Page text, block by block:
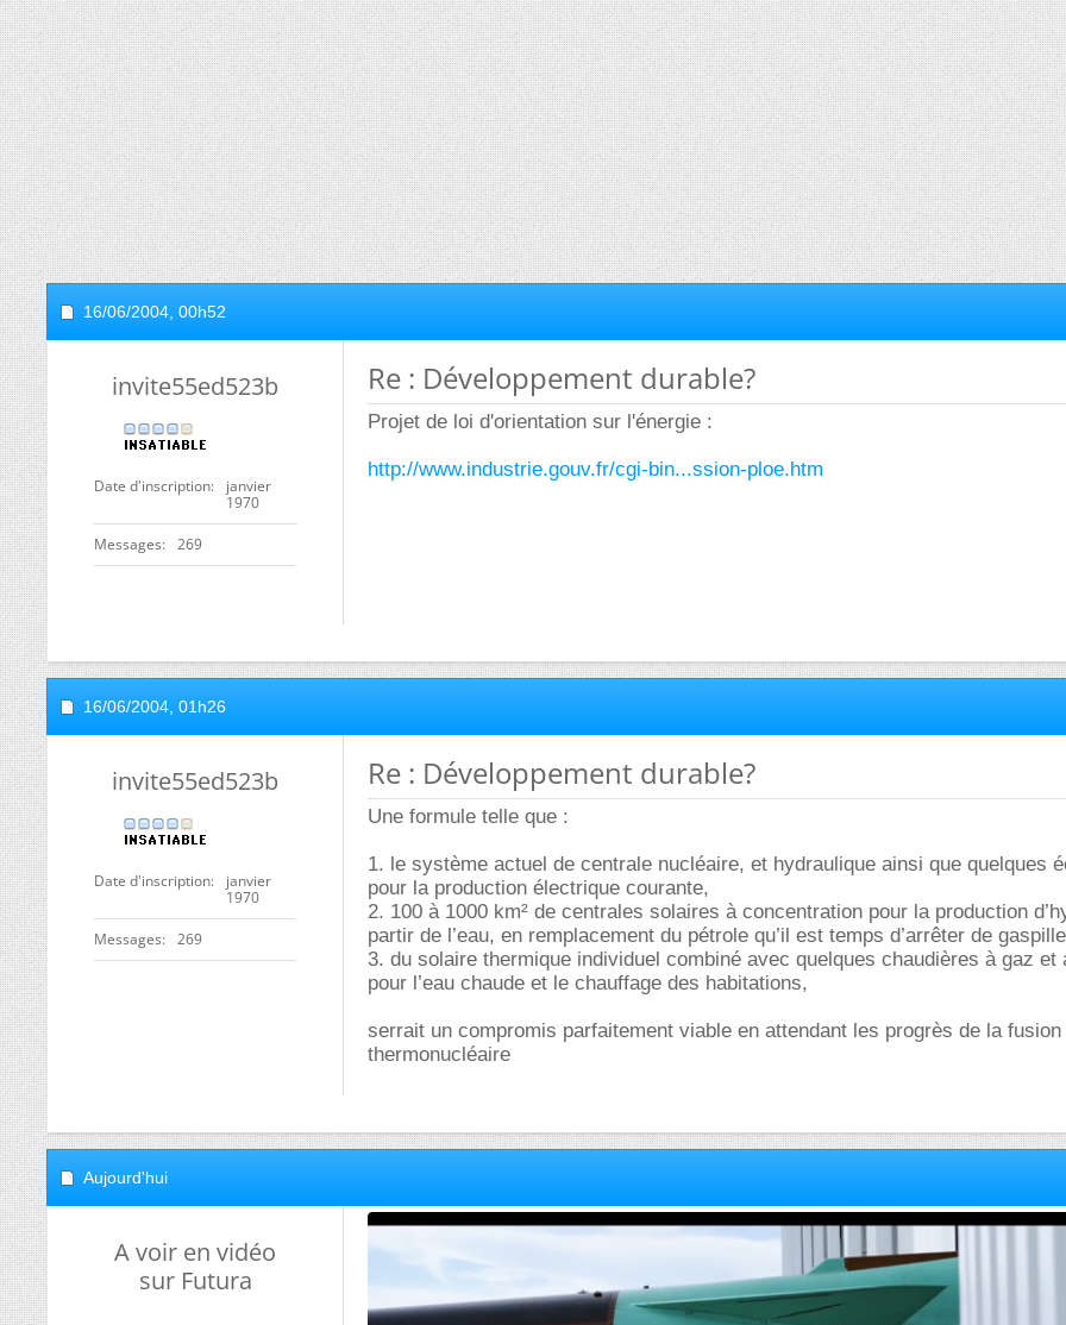
16/06/2004, 00h52
invite55ed523b
Date d'inscription
janvier
1970
Messages 269
Re : Développement durable?
Projet de loi d'orientation sur l'énergie :
http://www.industrie.gouv.fr/cgi-bin...ssion-ploe.htm
16/06/2004, 01h26
invite55ed523b
Date d'inscription
janvier
1970
Messages 269
Re : Développement durable?
Une formule telle que :
1. le système actuel de centrale nucléaire, et hydraulique ainsi que quelques
pour la production électrique courante,
2. 100 à 1000 km² de centrales solaires à concentration pour la production
partir de l’eau, en remplacement du pétrole qu’il est temps d’arrêter de
3. du solaire thermique individuel combiné avec quelques chaudières à gaz et
pour l’eau chaude et le chauffage des habitations,
serrait un compromis parfaitement viable en attendant les progrès de la fusion
thermonucléaire
Aujourd'hui
A voir en vidéo
sur Futura